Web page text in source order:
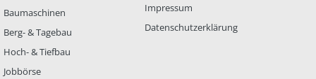
Baumaschinen
Berg- & Tagebau
Hoch- & Tiefbau
Jobbörse
Impressum
Datenschutzerklärung